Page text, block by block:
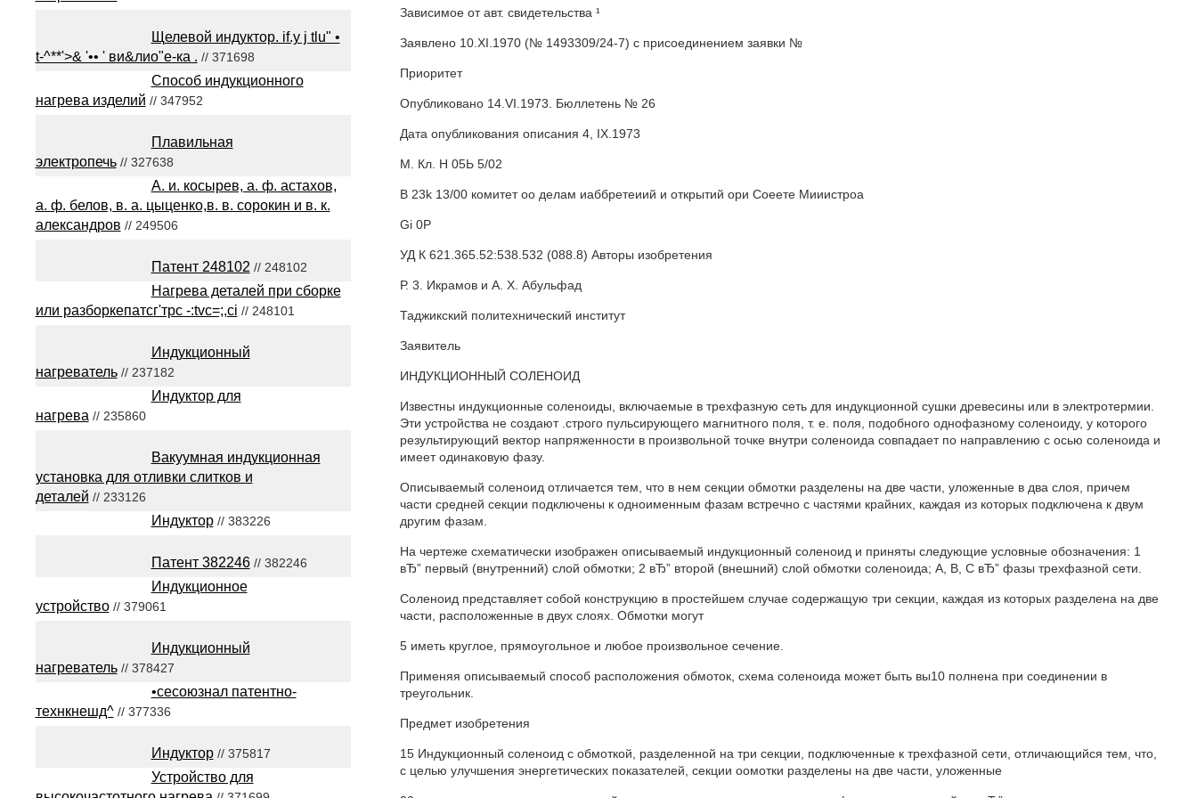
Зависимое от авт. свидетельства ¹
Заявлено 10.XI.1970 (№ 1493309/24-7) с присоединением заявки №
Приоритет
Опубликовано 14.VI.1973. Бюллетень № 26
Дата опубликования описания 4, IX.1973
М. Кл. Н 05Ь 5/02
В 23k 13/00 комитет оо делам иаббретеиий и открытий ори Соеете Мииистроа
Gi 0Р
УД К 621.365.52:538.532 (088.8) Авторы изобретения
Р. 3. Икрамов и А. Х. Абульфад
Таджикский политехнический институт
Заявитель
ИНДУКЦИОННЫЙ СОЛЕНОИД
Известны индукционные соленоиды, включаемые в трехфазную сеть для индукционной сушки древесины или в электротермии.
Эти устройства не создают .строго пульсирующего магнитного поля, т. е. поля, подобного однофазному соленоиду, у которого
результирующий вектор напряженности в произвольной точке внутри соленоида совпадает по направлению с осью соленоида и
имеет одинаковую фазу.
Описываемый соленоид отличается тем, что в нем секции обмотки разделены на две части, уложенные в два слоя, причем
части средней секции подключены к одноименным фазам встречно с частями крайних, каждая из которых подключена к двум
другим фазам.
На чертеже схематически изображен описываемый индукционный соленоид и приняты следующие условные обозначения: 1
вЂ” первый (внутренний) слой обмотки; 2 вЂ” второй (внешний) слой обмотки соленоида; А, В, С вЂ” фазы трехфазной сети.
Соленоид представляет собой конструкцию в простейшем случае содержащую три секции, каждая из которых разделена на две
части, расположенные в двух слоях. Обмотки могут
5 иметь круглое, прямоугольное и любое произвольное сечение.
Применяя описываемый способ расположения обмоток, схема соленоида может быть вы10 полнена при соединении в
треугольник.
Предмет изобретения
15 Индукционный соленоид с обмоткой, разделенной на три секции, подключенные к трехфазной сети, отличающийся тем, что,
с целью улучшения энергетических показателей, секции оомотки разделены на две части, уложенные
Щелевой индуктор. if.y j tlu" •
t-^**'>& '•• ' ви&лио"е-ка . // 371698
Способ индукционного
нагрева изделий // 347952
Плавильная
электропечь// 327638
А. и. косырев, а. ф. астахов,
а. ф. белов, в. а. цыценко,в. в. сорокин и в. к.
александров // 249506
Патент 248102 // 248102
Нагрева деталей при сборке
или разборкепатсг'трс -:tvc=;,ci // 248101
Индукционный
нагреватель// 237182
Индуктор для
нагрева // 235860
Вакуумная индукционная
установка для отливки слитков и
деталей // 233126
Индуктор// 383226
Патент 382246// 382246
Индукционное
устройство// 379061
Индукционный
нагреватель// 378427
•сесоюзнал патентно-
технкнешд^// 377336
Индуктор// 375817
Устройство для